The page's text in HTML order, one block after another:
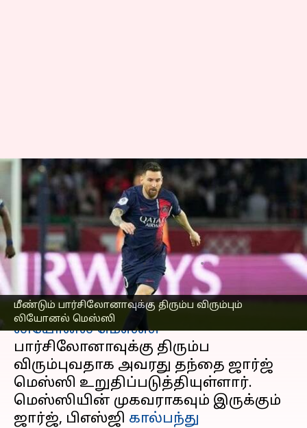
மீண்டும் பார்சிலோனாவுக்கு திரும்ப விரும்பும்
லியோனல் மெஸ்ஸி
மீண்டும்
பார்சிலோனாவுக்கு
திரும்ப விரும்பும்
லியோனல் மெஸ்ஸி!
எழுதியவர் Sekar Chinnappan Jun 05, 2023 07:27 pm
செய்தி முன்னோட்டம்
லியோனல் மெஸ்ஸி
பார்சிலோனாவுக்கு திரும்ப
விரும்புவதாக அவரது தந்தை ஜார்ஜ்
மெஸ்ஸி உறுதிப்படுத்தியுள்ளார்.
மெஸ்ஸியின் முகவராகவும் இருக்கும்
ஜார்ஜ், பிஎஸ்ஜி கால்பந்து